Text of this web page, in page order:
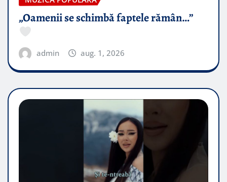
„Oamenii se schimbă faptele rămân…”
admin aug. 1, 2026